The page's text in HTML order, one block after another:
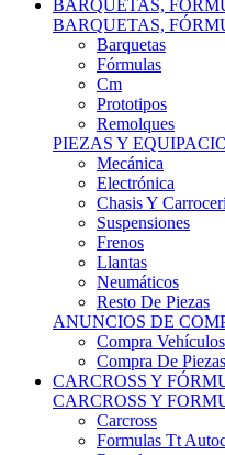
ANUNCIOS DE
Compra Vehículos
Compra De Piezas
CARCROSS Y
CARCROSS Y
Carcross
Formulas Tt
Remolques
PIEZAS Y
Mecanica
Electrónica
Chasis Y Carrocería
Suspensiones
Frenos
Llantas
Neumáticos
Resto De Piezas
Equipación Piloto
ANUNCIOS DE
Compra De Cc Y
Compra De Piezas
4X4 Y OFFROAD